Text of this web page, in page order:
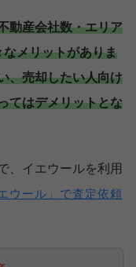
動産会社数・エリア
メリットがありま
、売却したい人向け
てはデメリットとな
、イエウールを利用
ウール」で査定依頼